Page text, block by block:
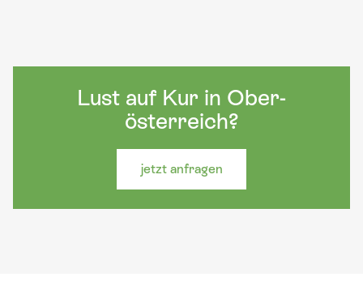
Lust auf Kur in Ober-
österreich?
jetzt anfragen